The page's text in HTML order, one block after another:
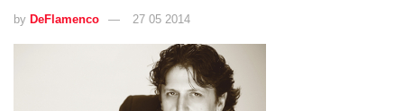
by DeFlamenco 27 05 2014